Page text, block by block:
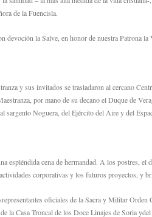
de la Fuencisla.
devoción la Salve, en honor de nuestra Patrona la
y sus invitados se trasladaron al cercano
por mano de su decano el Duque de
sargento Noguera, del Ejército del Aire y del
espléndida cena de hermandad. A los postres,
corporativas y los futuros proyectos, y
oficiales de la Sacra y Militar
la Casa Troncal de los Doce Linajes de Soria